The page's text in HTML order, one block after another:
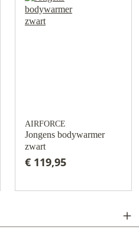
AIRFORCE
Jongens bodywarmer
zwart
€ 119,95